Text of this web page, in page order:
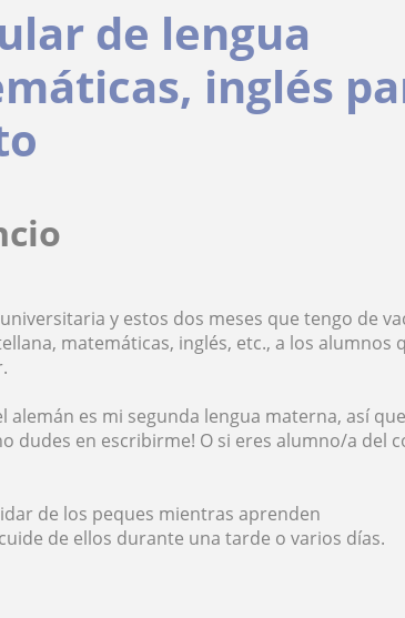
de lengua
inglés
y estos dos meses que tengo de
matemáticas, inglés, etc., a los alumnos
alemán es mi segunda lengua materna, así
dudes en escribirme! O si eres alumno/a del
de los peques mientras aprenden
de ellos durante una tarde o varios días.